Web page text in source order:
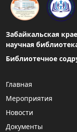
Забайкальская
научная
Библиотечное
Главная
Мероприятия
Новости
Документы